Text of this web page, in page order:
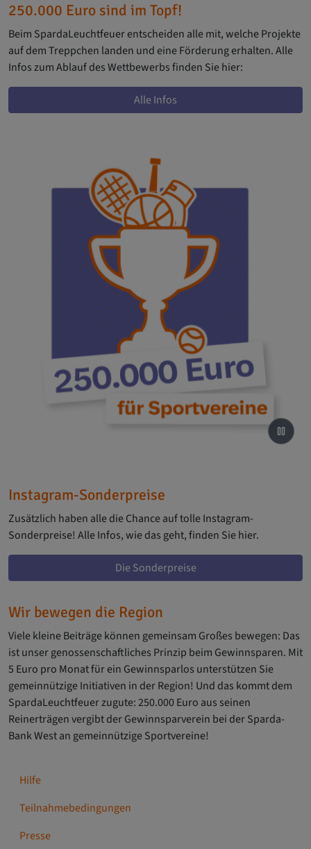
250.000 Euro sind im Topf!
Beim SpardaLeuchtfeuer entscheiden alle mit, welche Projekte
auf dem Treppchen landen und eine Förderung erhalten. Alle
Infos zum Ablauf des Wettbewerbs finden Sie hier:
Alle Infos
Instagram-Sonderpreise
Zusätzlich haben alle die Chance auf tolle Instagram-
Sonderpreise! Alle Infos, wie das geht, finden Sie hier.
Die Sonderpreise
Wir bewegen die Region
Viele kleine Beiträge können gemeinsam Großes bewegen: Das
ist unser genossenschaftliches Prinzip beim Gewinnsparen. Mit
5 Euro pro Monat für ein Gewinnsparlos unterstützen Sie
gemeinnützige Initiativen in der Region! Und das kommt dem
SpardaLeuchtfeuer zugute: 250.000 Euro aus seinen
Reinerträgen vergibt der Gewinnsparverein bei der Sparda-
Bank West an gemeinnützige Sportvereine!
Hilfe
Teilnahmebedingungen
Presse